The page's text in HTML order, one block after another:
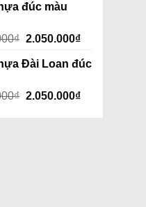
đúc màu
₫ Giá
là:
2.050.000₫Giá
tại
2.050.000₫.
Đài Loan đúc
₫ Giá
2.050.000₫Giá